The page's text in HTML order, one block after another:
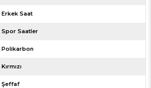
Erkek Saat
Spor Saatler
Polikarbon
Kırmızı
Şeffaf